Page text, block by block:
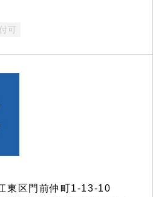
可
区門前仲町1-13-10